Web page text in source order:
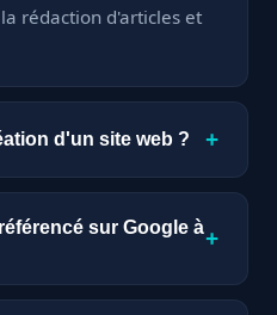
rédaction d'articles et
d'un site web ? +
seulement 7 jours. Un
nécessite à
complexité des
Nous nous
sur Google à+
que nous créons est